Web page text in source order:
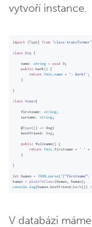
vytvoří instance.
V databázi